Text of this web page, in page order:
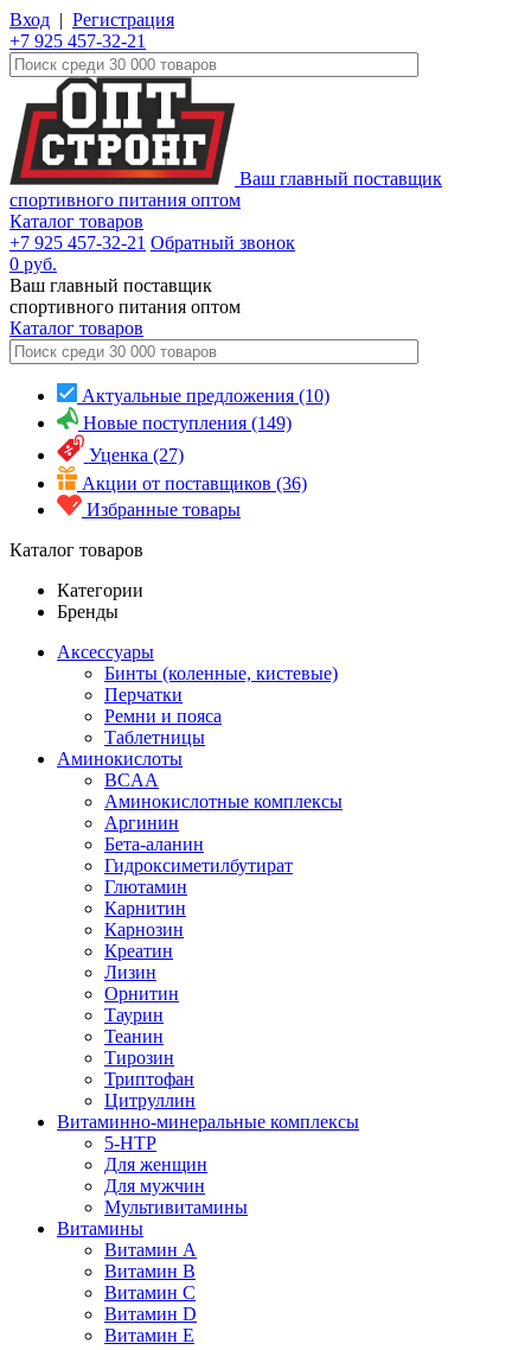
Вход | Регистрация
+7 925 457-32-21
Ваш главный поставщик
спортивного питания оптом
Каталог товаров
+7 925 457-32-21 Обратный звонок
0 руб.
Ваш главный поставщик
спортивного питания оптом
Каталог товаров
Актуальные предложения (10)
Новые поступления (149)
Уценка (27)
Акции от поставщиков (36)
Избранные товары
Каталог товаров
Категории
Бренды
Аксессуары
Бинты (коленные, кистевые)
Перчатки
Ремни и пояса
Таблетницы
Аминокислоты
BCAA
Аминокислотные комплексы
Аргинин
Бета-аланин
Гидроксиметилбутират
Глютамин
Карнитин
Карнозин
Креатин
Лизин
Орнитин
Таурин
Теанин
Тирозин
Триптофан
Цитруллин
Витаминно-минеральные комплексы
5-HTP
Для женщин
Для мужчин
Мультивитамины
Витамины
Витамин A
Витамин B
Витамин C
Витамин D
Витамин E